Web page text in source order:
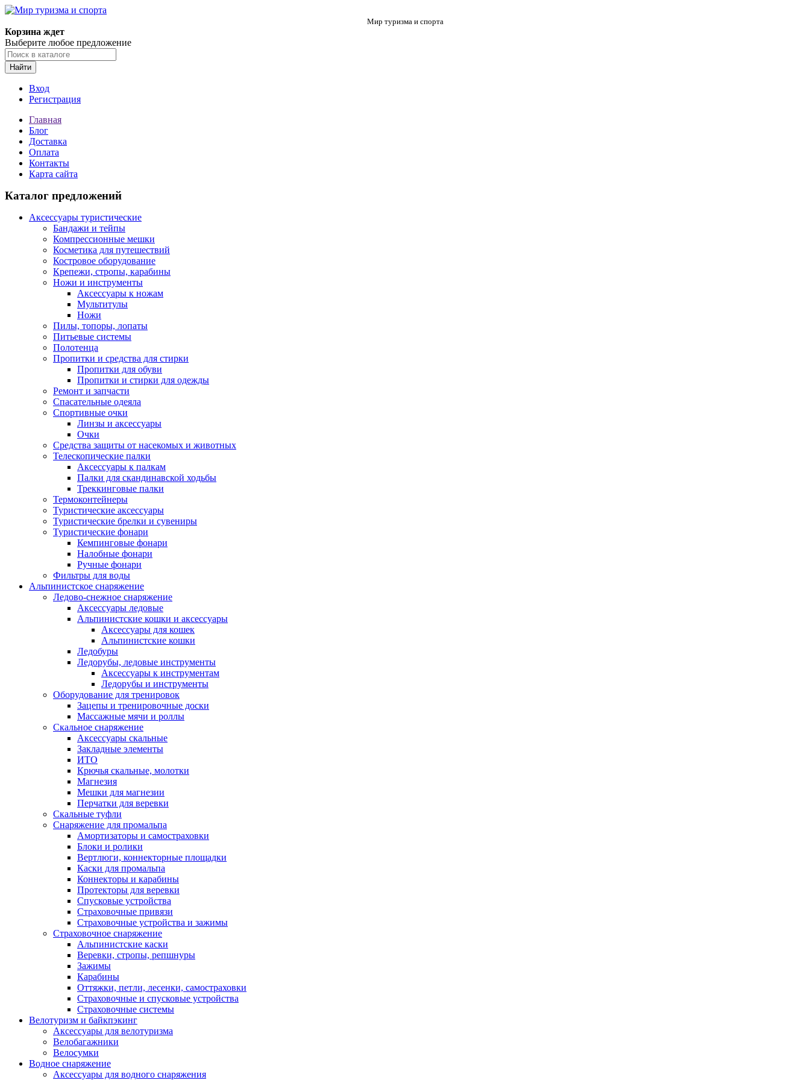
Мир туризма и спорта
Корзина ждет
Выберите любое предложение
Найти
Вход
Регистрация
Главная
Блог
Доставка
Оплата
Контакты
Карта сайта
Каталог предложений
Аксессуары туристические
Бандажи и тейпы
Компрессионные мешки
Косметика для путешествий
Костровое оборудование
Крепежи, стропы, карабины
Ножи и инструменты
Аксессуары к ножам
Мультитулы
Ножи
Пилы, топоры, лопаты
Питьевые системы
Полотенца
Пропитки и средства для стирки
Пропитки для обуви
Пропитки и стирки для одежды
Ремонт и запчасти
Спасательные одеяла
Спортивные очки
Линзы и аксессуары
Очки
Средства защиты от насекомых и животных
Телескопические палки
Аксессуары к палкам
Палки для скандинавской ходьбы
Треккинговые палки
Термоконтейнеры
Туристические аксессуары
Туристические брелки и сувениры
Туристические фонари
Кемпинговые фонари
Налобные фонари
Ручные фонари
Фильтры для воды
Альпинистское снаряжение
Ледово-снежное снаряжение
Аксессуары ледовые
Альпинистские кошки и аксессуары
Аксессуары для кошек
Альпинистские кошки
Ледобуры
Ледорубы, ледовые инструменты
Аксессуары к инструментам
Ледорубы и инструменты
Оборудование для тренировок
Зацепы и тренировочные доски
Массажные мячи и роллы
Скальное снаряжение
Аксессуары скальные
Закладные элементы
ИТО
Крючья скальные, молотки
Магнезия
Мешки для магнезии
Перчатки для веревки
Скальные туфли
Снаряжение для промальпа
Амортизаторы и самостраховки
Блоки и ролики
Вертлюги, коннекторные площадки
Каски для промальпа
Коннекторы и карабины
Протекторы для веревки
Спусковые устройства
Страховочные привязи
Страховочные устройства и зажимы
Страховочное снаряжение
Альпинистские каски
Веревки, стропы, репшнуры
Зажимы
Карабины
Оттяжки, петли, лесенки, самостраховки
Страховочные и спусковые устройства
Страховочные системы
Велотуризм и байкпэкинг
Аксессуары для велотуризма
Велобагажники
Велосумки
Водное снаряжение
Аксессуары для водного снаряжения